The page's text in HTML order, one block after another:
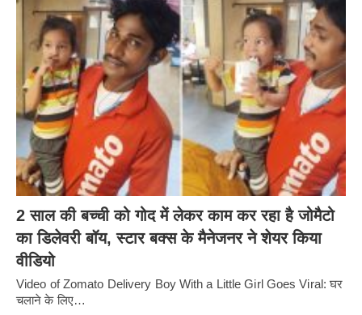
2 साल की बच्ची को गोद में लेकर काम कर रहा है जोमैटो
का डिलेवरी बॉय, स्टार बक्स के मैनेजनर ने शेयर किया
वीडियो
Video of Zomato Delivery Boy With a Little Girl Goes Viral: घर
चलाने के लिए…